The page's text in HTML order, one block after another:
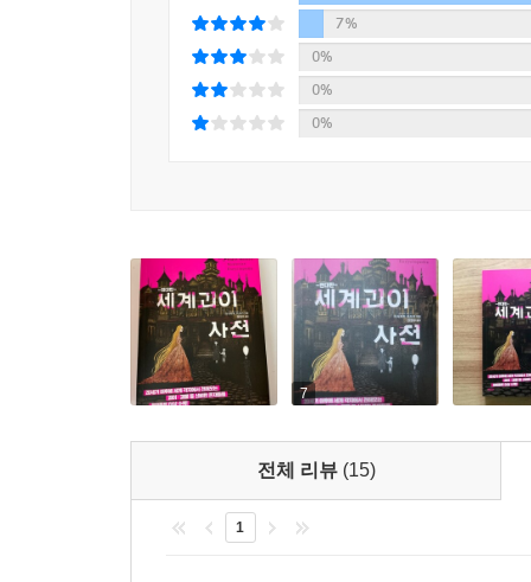
7%
0%
0%
0%
7
전체 리뷰 (15)
1